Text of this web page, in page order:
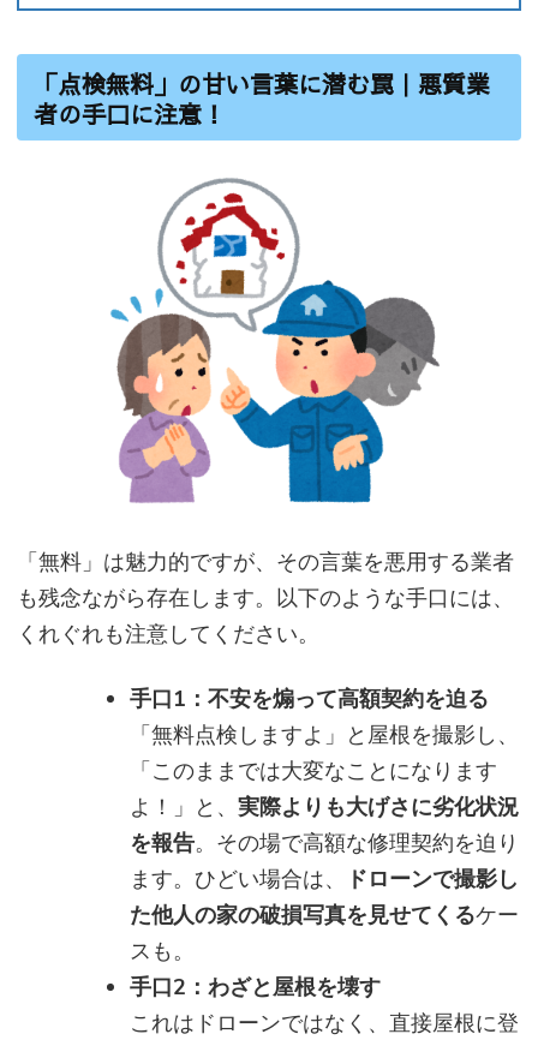
「点検無料」の甘い言葉に潜む罠｜悪質業
者の手口に注意！
「無料」は魅力的ですが、その言葉を悪用する業者
も残念ながら存在します。以下のような手口には、
くれぐれも注意してください。
手口1：不安を煽って高額契約を迫る
「無料点検しますよ」と屋根を撮影し、
「このままでは大変なことになります
よ！」と、 実際よりも大げさに劣化状況
を報告。その場で高額な修理契約を迫り
ます。ひどい場合は、
ドローンで撮影し
た他人の家の破損写真を見せてくるケー
スも。
手口2：わざと屋根を壊す
これはドローンではなく、直接屋根に登